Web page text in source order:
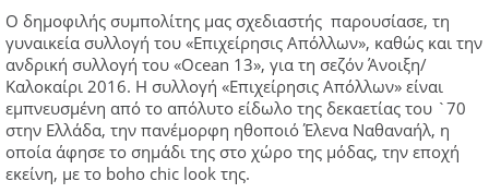
Ο δημοφιλής συμπολίτης μας σχεδιαστής παρουσίασε, τη
γυναικεία συλλογή του «Επιχείρησις Απόλλων», καθώς και την
ανδρική συλλογή του «Ocean 13», για τη σεζόν Άνοιξη/
Καλοκαίρι 2016. Η συλλογή «Επιχείρησις Απόλλων» είναι
εμπνευσμένη από το απόλυτο είδωλο της δεκαετίας του `70
στην Ελλάδα, την πανέμορφη ηθοποιό Έλενα Ναθαναήλ, η
οποία άφησε το σημάδι της στο χώρο της μόδας, την εποχή
εκείνη, με το boho chic look της.